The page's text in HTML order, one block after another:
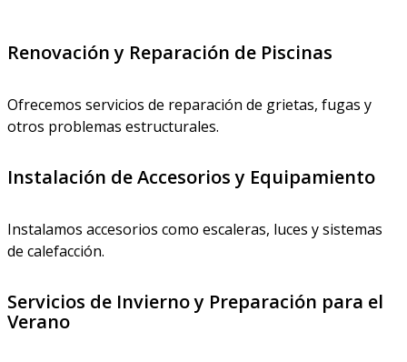
Renovación y Reparación de Piscinas
Ofrecemos servicios de reparación de grietas, fugas y
otros problemas estructurales.
Instalación de Accesorios y Equipamiento
Instalamos accesorios como escaleras, luces y sistemas
de calefacción.
Servicios de Invierno y Preparación para el
Verano